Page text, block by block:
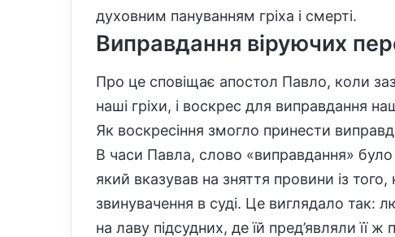
духовним пануванням гріха і смерті.
Виправдання віруючих
Про це сповіщає апостол Павло, коли
наші гріхи, і воскрес для виправдання
Як воскресіння змогло принести
В часи Павла, слово «виправдання»
який вказував на зняття провини із
звинувачення в суді. Це виглядало
на лаву підсудних, де їй пред’являли її